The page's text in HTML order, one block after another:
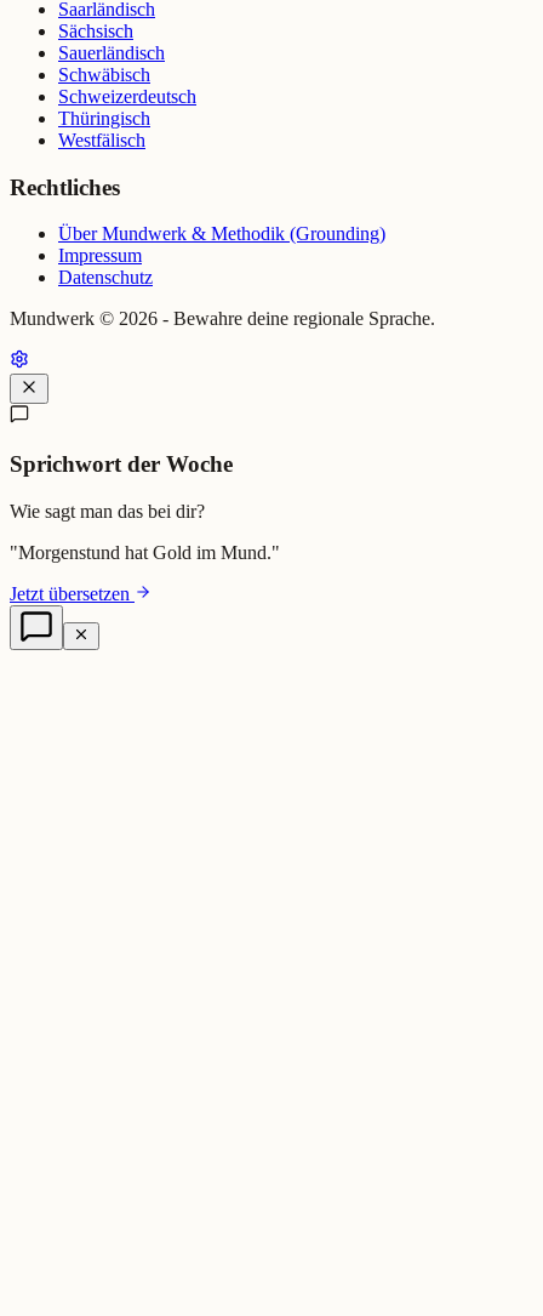
Saarländisch
Sächsisch
Sauerländisch
Schwäbisch
Schweizerdeutsch
Thüringisch
Westfälisch
Rechtliches
Über Mundwerk & Methodik (Grounding)
Impressum
Datenschutz
Mundwerk © 2026 - Bewahre deine regionale Sprache.
Sprichwort der Woche
Wie sagt man das bei dir?
"Morgenstund hat Gold im Mund."
Jetzt übersetzen